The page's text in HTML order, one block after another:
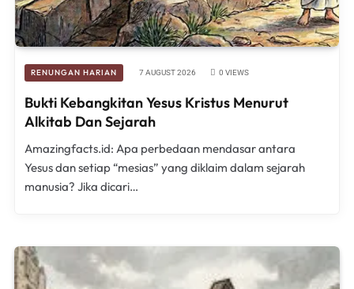
RENUNGAN HARIAN 7 AUGUST 2026 0 VIEWS
Bukti Kebangkitan Yesus Kristus Menurut
Alkitab Dan Sejarah
Amazingfacts.id: Apa perbedaan mendasar antara
Yesus dan setiap “mesias” yang diklaim dalam sejarah
manusia? Jika dicari…